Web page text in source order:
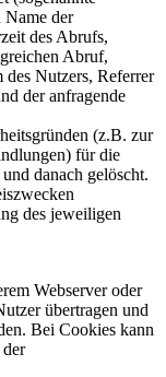
Name der
des Abrufs,
Abruf,
des Nutzers, Referrer
der anfragende
(z.B. zur
für die
danach gelöscht.
des jeweiligen
Webserver oder
übertragen und
Bei Cookies kann